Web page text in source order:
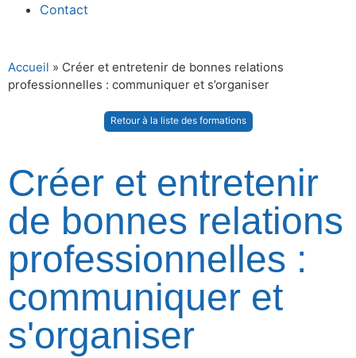
Contact
Accueil » Créer et entretenir de bonnes relations
professionnelles : communiquer et s’organiser
Retour à la liste des formations
Créer et entretenir
de bonnes relations
professionnelles :
communiquer et
s'organiser